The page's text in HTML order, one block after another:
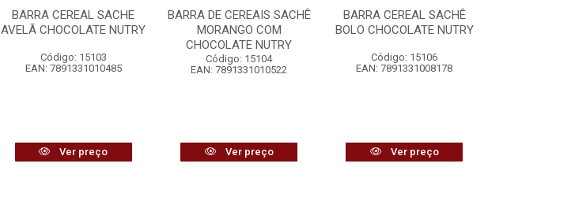
BARRA CEREAL SACHE
AVELÃ CHOCOLATE NUTRY
Código: 15103
EAN: 7891331010485
Ver preço
BARRA DE CEREAIS SACHÊ
MORANGO COM
CHOCOLATE NUTRY
Código: 15104
EAN: 7891331010522
Ver preço
BARRA CEREAL SACHÊ
BOLO CHOCOLATE NUTRY
Código: 15106
EAN: 7891331008178
Ver preço